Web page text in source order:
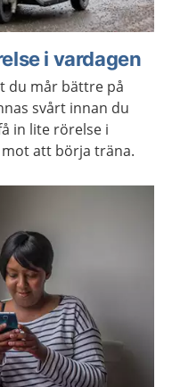
i vardagen
du mår bättre på
svårt innan du
in lite rörelse i
att börja träna.